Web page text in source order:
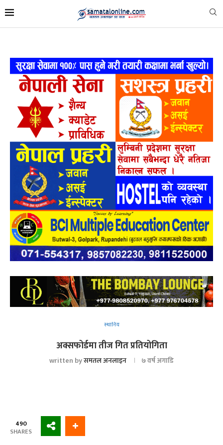
स्थानिय
अक्सफोर्डमा तीज गित प्रतियोगिता
written byसमतल अनलाइन ७ वर्ष अगाडि
490
SHARES